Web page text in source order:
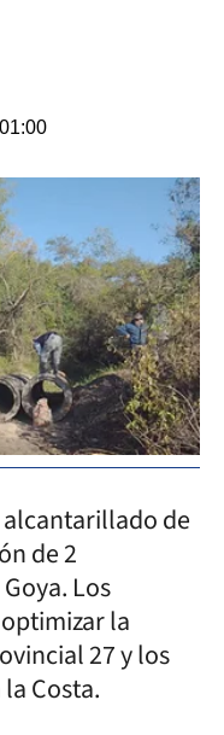
alcantarillado de
de 2
Los
la
27 y los
Costa.